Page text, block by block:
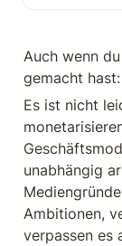
Auch wenn
gemacht
Es ist nicht
unabhängig
Ambitionen,
verpassen es